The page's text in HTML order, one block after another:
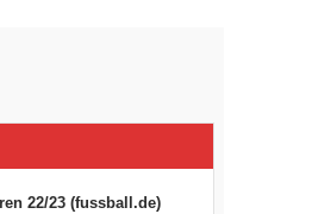
22/23 (fussball.de)